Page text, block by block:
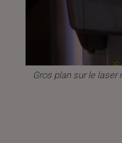
Gros plan sur le laser